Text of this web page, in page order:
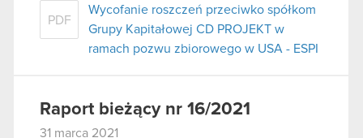
PDF
Wycofanie roszczeń przeciwko spółkom
Grupy Kapitałowej CD PROJEKT w
ramach pozwu zbiorowego w USA - ESPI
Raport bieżący nr 16/2021
31 marca 2021